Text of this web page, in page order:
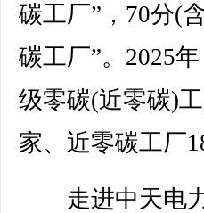
碳工厂”，70分(
碳工厂”。2025
级零碳(近零碳)
家、近零碳工厂
走进中天电力